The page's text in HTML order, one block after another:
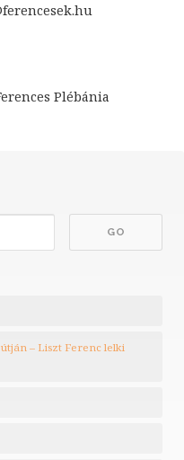
Plébánia
– Liszt Ferenc lelki